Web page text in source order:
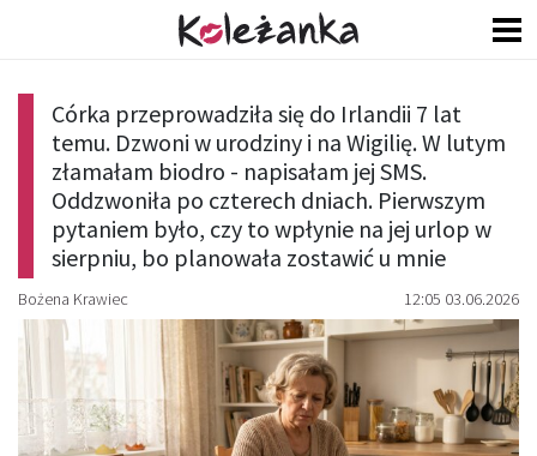
Córka przeprowadziła się do Irlandii 7 lat
temu. Dzwoni w urodziny i na Wigilię. W lutym
złamałam biodro - napisałam jej SMS.
Oddzwoniła po czterech dniach. Pierwszym
pytaniem było, czy to wpłynie na jej urlop w
sierpniu, bo planowała zostawić u mnie
Bożena Krawiec 12:05 03.06.2026